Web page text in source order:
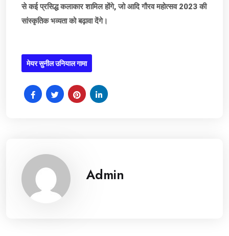
से कई प्रसिद्ध कलाकार शामिल होंगे, जो आदि गौरव महोत्सव 2023 की
सांस्कृतिक भव्यता को बढ़ावा देंगे।
मेयर सुनील उनियाल गामा
Admin